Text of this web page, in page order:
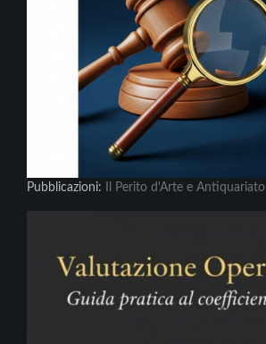
Pubblicazioni: Il Perito d'Arte e Antiquariato